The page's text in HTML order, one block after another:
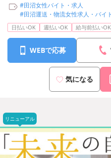
#田沼女性バイト・求人
#田沼運送・物流女性求人・バイト
日払いOK 週払いOK 給与前払いOK
WEBで応募
気になる
リニューアル